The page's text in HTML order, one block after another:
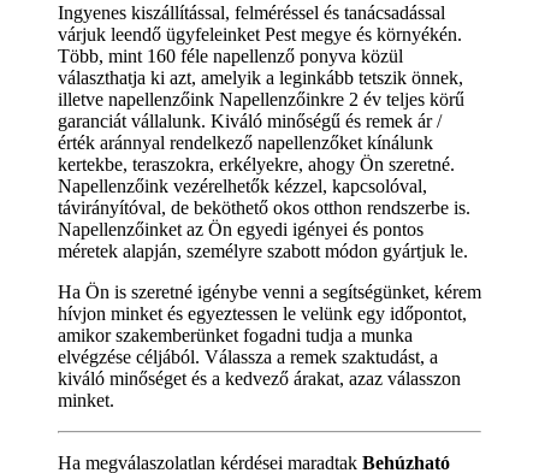
Ingyenes kiszállítással, felméréssel és tanácsadással
várjuk leendő ügyfeleinket Pest megye és környékén.
Több, mint 160 féle napellenző ponyva közül
választhatja ki azt, amelyik a leginkább tetszik önnek,
illetve napellenzőink Napellenzőinkre 2 év teljes körű
garanciát vállalunk. Kiváló minőségű és remek ár /
érték aránnyal rendelkező napellenzőket kínálunk
kertekbe, teraszokra, erkélyekre, ahogy Ön szeretné.
Napellenzőink vezérelhetők kézzel, kapcsolóval,
távirányítóval, de beköthető okos otthon rendszerbe is.
Napellenzőinket az Ön egyedi igényei és pontos
méretek alapján, személyre szabott módon gyártjuk le.
Ha Ön is szeretné igénybe venni a segítségünket, kérem
hívjon minket és egyeztessen le velünk egy időpontot,
amikor szakemberünket fogadni tudja a munka
elvégzése céljából. Válassza a remek szaktudást, a
kiváló minőséget és a kedvező árakat, azaz válasszon
minket.
Ha megválaszolatlan kérdései maradtak Behúzható